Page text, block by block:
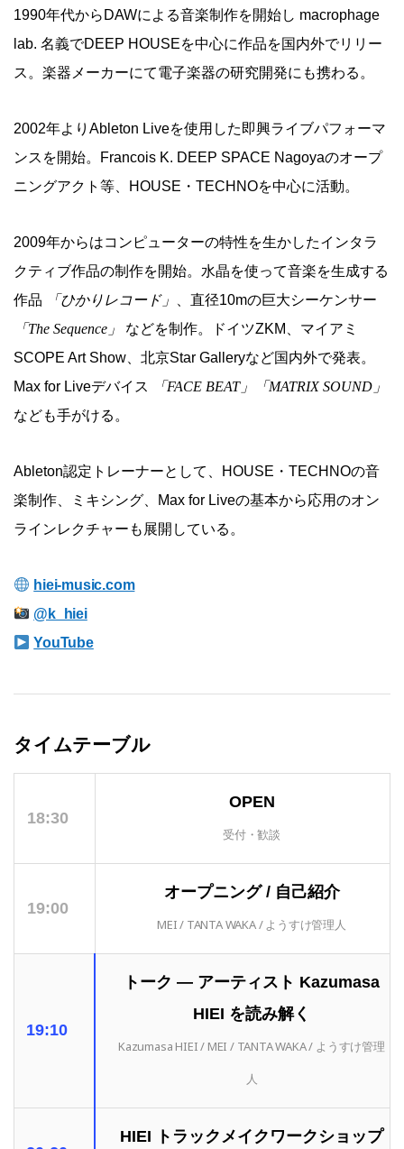
1990年代からDAWによる音楽制作を開始し macrophage
lab. 名義でDEEP HOUSEを中心に作品を国内外でリリー
ス。楽器メーカーにて電子楽器の研究開発にも携わる。
2002年よりAbleton Liveを使用した即興ライブパフォーマ
ンスを開始。Francois K. DEEP SPACE Nagoyaのオープ
ニングアクト等、HOUSE・TECHNOを中心に活動。
2009年からはコンピューターの特性を生かしたインタラ
クティブ作品の制作を開始。水晶を使って音楽を生成する
作品
「ひかりレコード」
、直径10mの巨大シーケンサー
「The Sequence」
などを制作。ドイツZKM、マイアミ
SCOPE Art Show、北京Star Galleryなど国内外で発表。
Max for Liveデバイス
「FACE BEAT」「MATRIX SOUND」
なども手がける。
Ableton認定トレーナーとして、HOUSE・TECHNOの音
楽制作、ミキシング、Max for Liveの基本から応用のオン
ラインレクチャーも展開している。
hiei-music.com
@k_hiei
YouTube
タイムテーブル
18:30
OPEN
受付・歓談
19:00
オープニング / 自己紹介
MEI / TANTA WAKA / ようすけ管理人
19:10
トーク ― アーティスト Kazumasa
HIEI を読み解く
Kazumasa HIEI / MEI / TANTA WAKA / ようすけ管理
人
HIEI トラックメイクワークショップ